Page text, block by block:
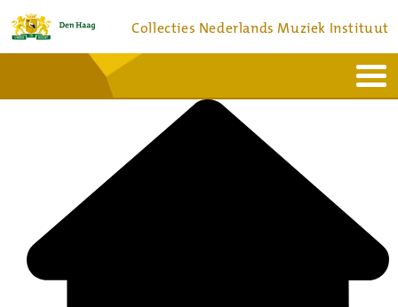
Collecties Nederlands Muziek Instituut
Bronnen en collecties